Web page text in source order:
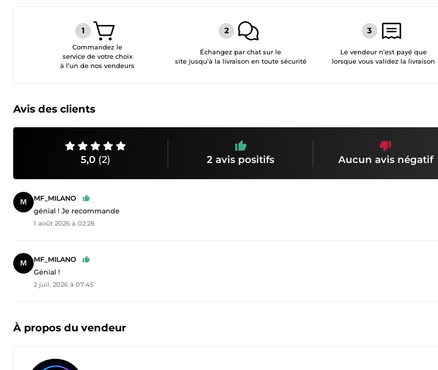
Commandez le
service de votre choix
à l’un de nos vendeurs
Échangez par chat sur le
site jusqu’à la livraison en toute sécurité
Le vendeur n’est payé que
lorsque vous validez la livraison
Avis des clients
5,0 (2) 2 avis positifs Aucun avis négatif
MF_MILANO
génial ! Je recommande
1 août 2026 à 02:28
MF_MILANO
Génial !
2 juil. 2026 à 07:45
À propos du vendeur